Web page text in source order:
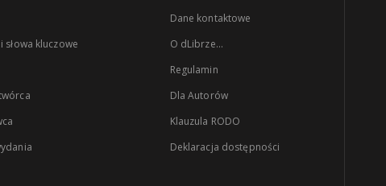
słowa kluczowe
Dane kontaktowe
O dLibrze...
Regulamin
Dla Autorów
Klauzula RODO
Deklaracja dostępności